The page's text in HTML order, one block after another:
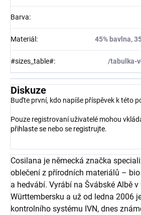
Barva:
Materiál : 45% bavlna,
#sizes_table#: /tabulka-
Diskuze
Buďte první, kdo napíše příspěvek k této
Pouze registrovaní uživatelé mohou
přihlaste se nebo se registrujte.
Cosilana je německá značka
oblečení z přírodních materiálů –
a hedvábí. Vyrábí na Švábské Albě v
Württembersku a už od ledna 2006
kontrolního systému IVN, dnes